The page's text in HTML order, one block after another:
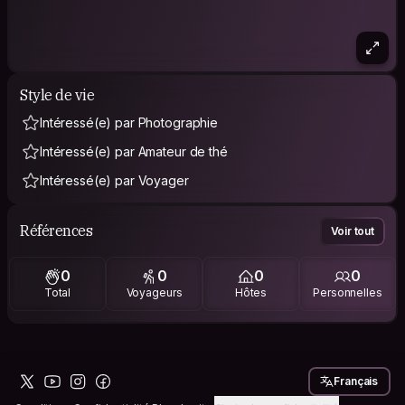
Style de vie
Intéressé(e) par Photographie
Intéressé(e) par Amateur de thé
Intéressé(e) par Voyager
Références Voir tout
0
Total
0
Voyageurs
0
Hôtes
0
Personnelles
Français